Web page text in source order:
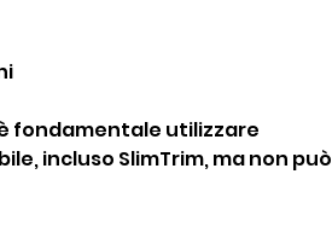
fondamentale utilizzare
incluso SlimTrim, ma non può